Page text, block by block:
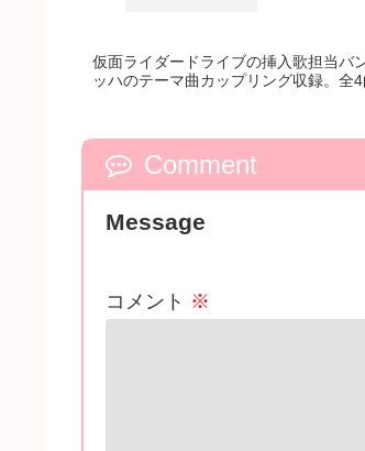
仮面ライダードライブの挿入歌担当バ
ッハのテーマ曲カップリング収録。全
Comment
Message
コメント ※